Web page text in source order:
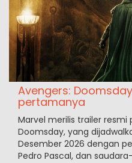
Avengers:
pertamanya
Marvel merilis trailer resmi
Doomsday, yang
Desember 2026 dengan
Pedro Pascal, dan